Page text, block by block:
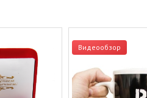
Видеообзор